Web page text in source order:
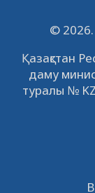
встречу с
ноября
21.11.2022
© 2026.
Қазақстан
даму
туралы №